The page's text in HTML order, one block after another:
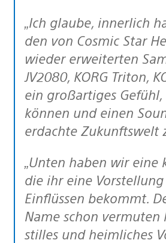
„Ich glaube, innerlich habe ich mich schon lange auf so einen Soundtrack wie
den von Cosmic Star
wieder erweiterten
JV2080, KORG Triton,
ein großartiges
können und einen
erdachte Zukunftswelt
„Unten haben wir eine kleine Vorschau auf einige der Songs vorbereitet, durch
die ihr eine
Einflüssen bekommt.
Name schon
stilles und heimliches